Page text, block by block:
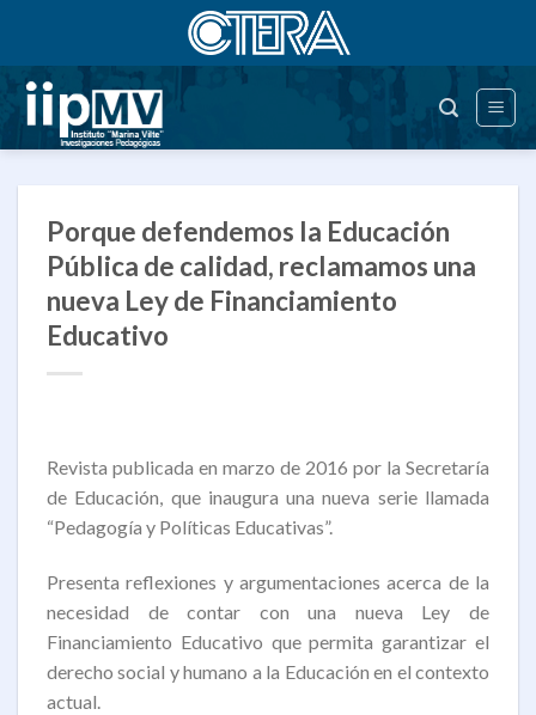
contenido
Porque defendemos la Educación
Pública de calidad, reclamamos una
nueva Ley de Financiamiento
Educativo
Revista publicada en marzo de 2016 por la Secretaría
de Educación, que inaugura una nueva serie llamada
“Pedagogía y Políticas Educativas”.
Presenta reflexiones y argumentaciones acerca de la
necesidad de contar con una nueva Ley de
Financiamiento Educativo que permita garantizar el
derecho social y humano a la Educación en el contexto
actual.